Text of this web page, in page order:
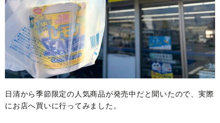
日清から季節限定の人気商品が発売中だと聞いたので、実際
にお店へ買いに行ってみました。